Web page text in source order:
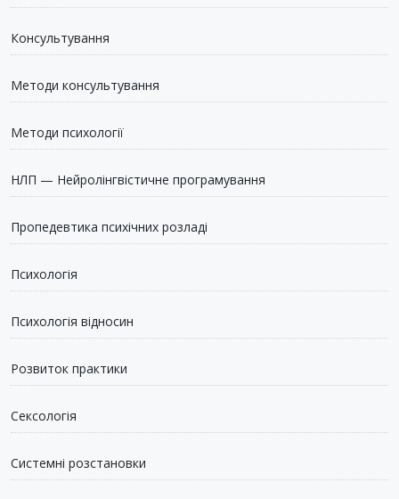
Консультування
Методи консультування
Методи психології
НЛП — Нейролінгвістичне програмування
Пропедевтика психічних розладі
Психологія
Психологія відносин
Розвиток практики
Сексологія
Системні розстановки